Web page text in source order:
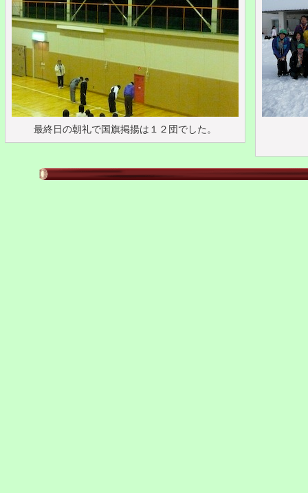
最終日の朝礼で国旗掲揚は１２団でした。